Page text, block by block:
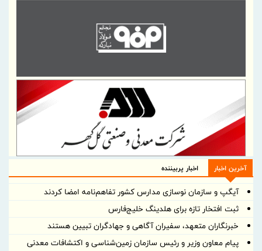
آخرین اخبار اخبار پربیننده
آیگپ و سازمان نوسازی مدارس کشور تفاهم‌نامه امضا کردند
ثبت افتخار تازه برای هلدینگ خلیج‌فارس
خبرنگاران متعهد، سفیران آگاهی و جهادگران تبیین هستند
پیام معاون وزیر و رئیس سازمان زمین‌شناسی و اکتشافات معدنی